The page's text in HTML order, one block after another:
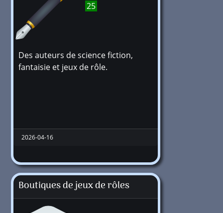
25
Des auteurs de science fiction,
fantaisie et jeux de rôle.
2026-04-16
Boutiques de jeux de rôles